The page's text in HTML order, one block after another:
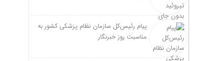
پیام رئیس‌کل سازمان نظام پزشکی کشور به
مناسبت روز خبرنگار